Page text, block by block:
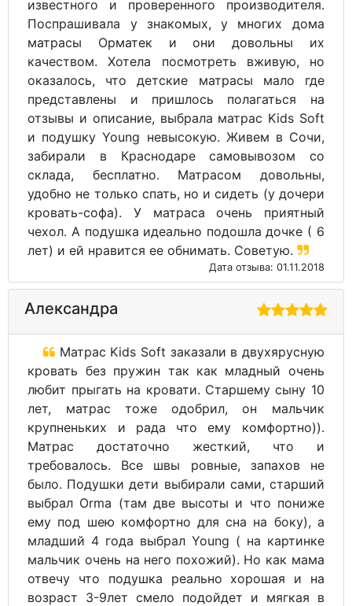
известного и проверенного производителя.
Поспрашивала у знакомых, у многих дома
матрасы Орматек и они довольны их
качеством. Хотела посмотреть вживую, но
оказалось, что детские матрасы мало где
представлены и пришлось полагаться на
отзывы и описание, выбрала матрас Kids Soft
и подушку Young невысокую. Живем в Сочи,
забирали в Краснодаре самовывозом со
склада, бесплатно. Матрасом довольны,
удобно не только спать, но и сидеть (у дочери
кровать-софа). У матраса очень приятный
чехол. А подушка идеально подошла дочке ( 6
лет) и ей нравится ее обнимать. Советую.
Дата отзыва: 01.11.2018
Александра
Матрас Kids Soft заказали в двухярусную
кровать без пружин так как младный очень
любит прыгать на кровати. Старшему сыну 10
лет, матрас тоже одобрил, он мальчик
крупненьких и рада что ему комфортно)).
Матрас достаточно жесткий, что и
требовалось. Все швы ровные, запахов не
было. Подушки дети выбирали сами, старший
выбрал Orma (там две высоты и что пониже
ему под шею комфортно для сна на боку), а
младший 4 года выбрал Young ( на картинке
мальчик очень на него похожий). Но как мама
отвечу что подушка реально хорошая и на
возраст 3-9лет смело подойдет и мягкая в